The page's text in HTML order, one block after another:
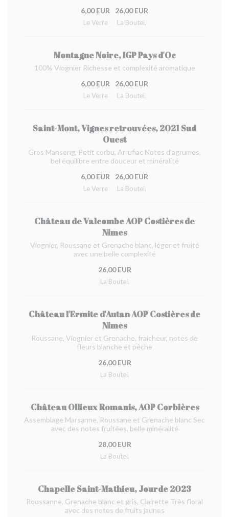
6,00 EUR
Le Verre
26,00 EUR
La Boutei.
Montagne Noire, IGP Pays d'Oc
100% Viognier Richesse et complexité aromatique
6,00 EUR
Le Verre
26,00 EUR
La Boutei.
Saint-Mont, Vignes retrouvées, 2021 Sud
Ouest
Gros Manseng, Petit corbu, Arrufiac Notes d'agrumes,
bel équilibre entre douceur et minéralité
6,00 EUR
Le Verre
26,00 EUR
La Boutei.
Château de Valcombe AOP Costières de
Nimes
Viognier, Roussane et Grenache blanc, léger et fruité
avec une belle complexité
26,00 EUR
La Boutei.
Château l'Ermite d'Autan AOP Costières de
Nimes
Roussane, Viognier et Grenache, fraicheur, notes de
fleurs blanche et pêche
26,00 EUR
La Boutei.
Château Ollieux Romanis, AOP Corbières
Assemblage Marsanne, Roussane et Grenache blanc Sec
avec des notes fruitées, belle minéralité
28,00 EUR
La Boutei.
Chapelle Saint-Mathieu, Jourde 2023
Roussanne, Grenache blanc et gris, Clairette Très floral
avec des notes de fruits jaunes